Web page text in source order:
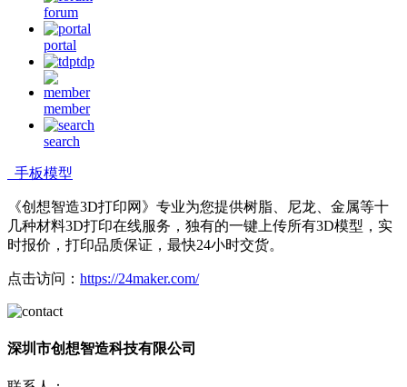
forum
portal
tdp
member
search
手板模型
《创想智造3D打印网》专业为您提供树脂、尼龙、金属等十
几种材料3D打印在线服务，独有的一键上传所有3D模型，实
时报价，打印品质保证，最快24小时交货。
点击访问： https://24maker.com/
深圳市创想智造科技有限公司